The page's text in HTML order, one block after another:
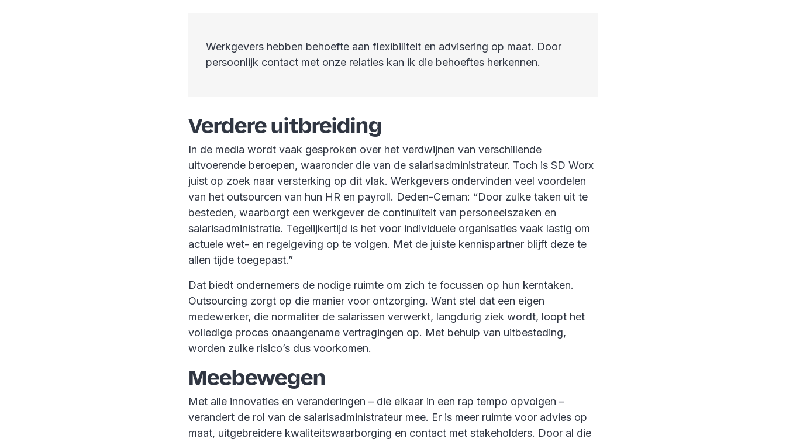
Werkgevers hebben behoefte aan flexibiliteit en advisering op maat. Door
persoonlijk contact met onze relaties kan ik die behoeftes herkennen.
Verdere uitbreiding
In de media wordt vaak gesproken over het verdwijnen van verschillende
uitvoerende beroepen, waaronder die van de salarisadministrateur. Toch is SD Worx
juist op zoek naar versterking op dit vlak. Werkgevers ondervinden veel voordelen
van het outsourcen van hun HR en payroll. Deden-Ceman: “Door zulke taken uit te
besteden, waarborgt een werkgever de continuïteit van personeelszaken en
salarisadministratie. Tegelijkertijd is het voor individuele organisaties vaak lastig om
actuele wet- en regelgeving op te volgen. Met de juiste kennispartner blijft deze te
allen tijde toegepast.”
Dat biedt ondernemers de nodige ruimte om zich te focussen op hun kerntaken.
Outsourcing zorgt op die manier voor ontzorging. Want stel dat een eigen
medewerker, die normaliter de salarissen verwerkt, langdurig ziek wordt, loopt het
volledige proces onaangename vertragingen op. Met behulp van uitbesteding,
worden zulke risico’s dus voorkomen.
Meebewegen
Met alle innovaties en veranderingen – die elkaar in een rap tempo opvolgen –
verandert de rol van de salarisadministrateur mee. Er is meer ruimte voor advies op
maat, uitgebreidere kwaliteitswaarborging en contact met stakeholders. Door al die